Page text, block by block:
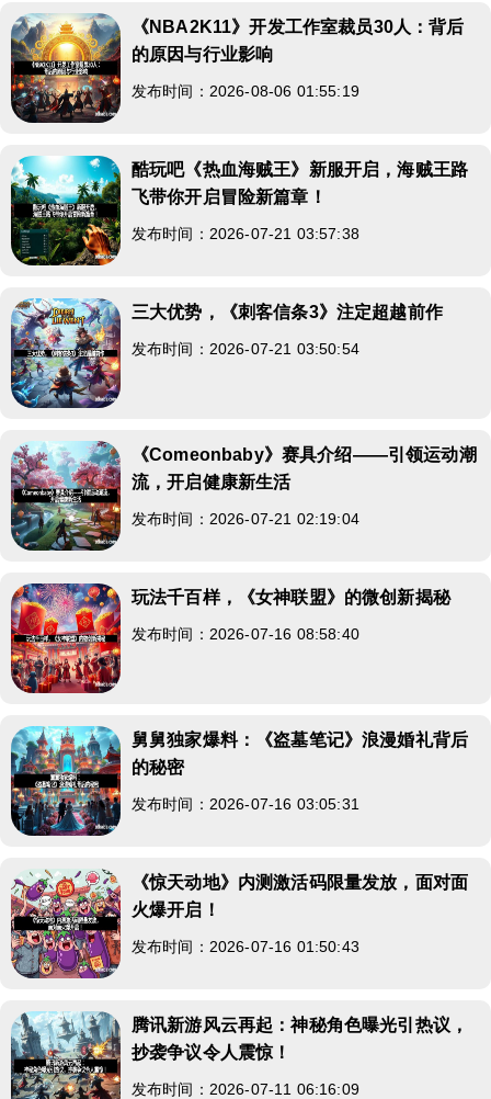
《NBA2K11》开发工作室裁员30人：背后
的原因与行业影响
发布时间：2026-08-06 01:55:19
酷玩吧《热血海贼王》新服开启，海贼王路
飞带你开启冒险新篇章！
发布时间：2026-07-21 03:57:38
三大优势，《刺客信条3》注定超越前作
发布时间：2026-07-21 03:50:54
《Comeonbaby》赛具介绍——引领运动潮
流，开启健康新生活
发布时间：2026-07-21 02:19:04
玩法千百样，《女神联盟》的微创新揭秘
发布时间：2026-07-16 08:58:40
舅舅独家爆料：《盗墓笔记》浪漫婚礼背后
的秘密
发布时间：2026-07-16 03:05:31
《惊天动地》内测激活码限量发放，面对面
火爆开启！
发布时间：2026-07-16 01:50:43
腾讯新游风云再起：神秘角色曝光引热议，
抄袭争议令人震惊！
发布时间：2026-07-11 06:16:09